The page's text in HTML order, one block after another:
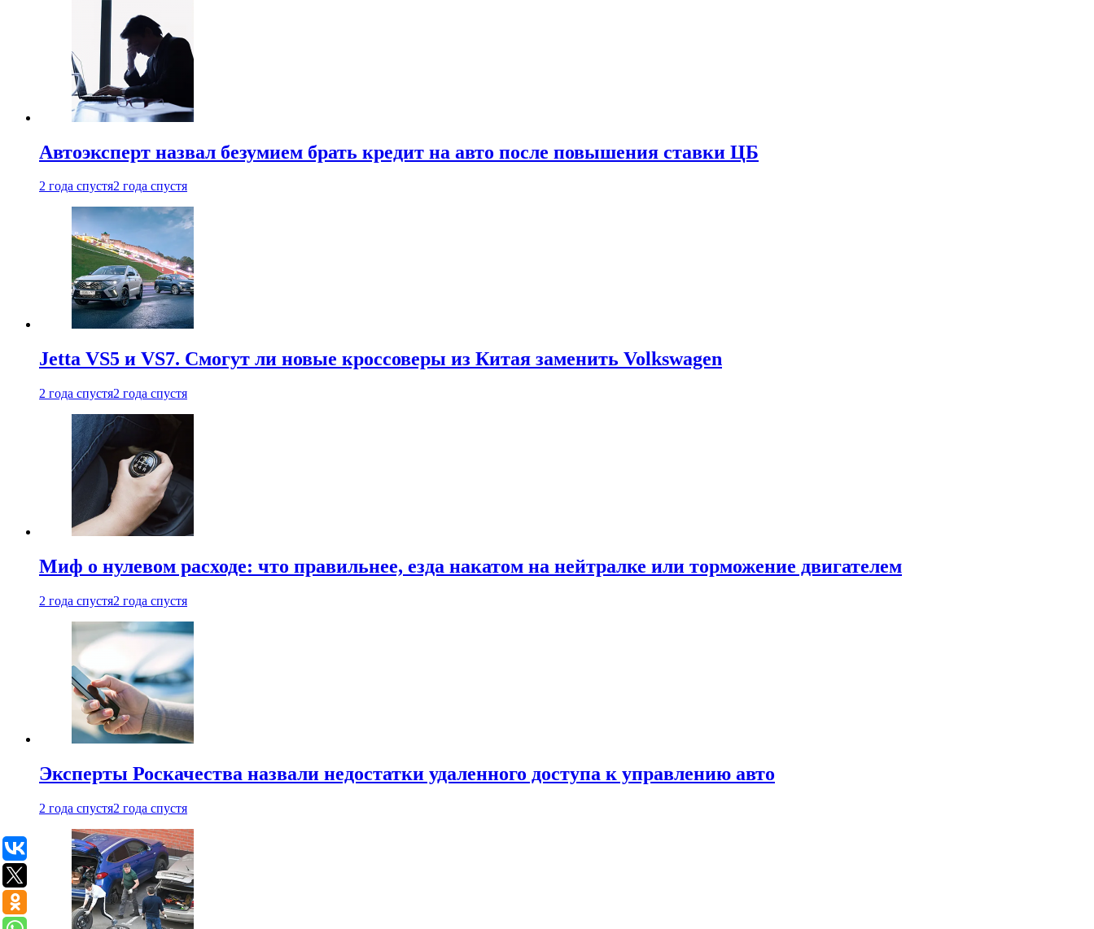
Автоэксперт назвал безумием брать кредит на авто после повышения ставки ЦБ
2 года спустя2 года спустя
Jetta VS5 и VS7. Смогут ли новые кроссоверы из Китая заменить Volkswagen
2 года спустя2 года спустя
Миф о нулевом расходе: что правильнее, езда накатом на нейтралке или торможение двигателем
2 года спустя2 года спустя
Эксперты Роскачества назвали недостатки удаленного доступа к управлению авто
2 года спустя2 года спустя